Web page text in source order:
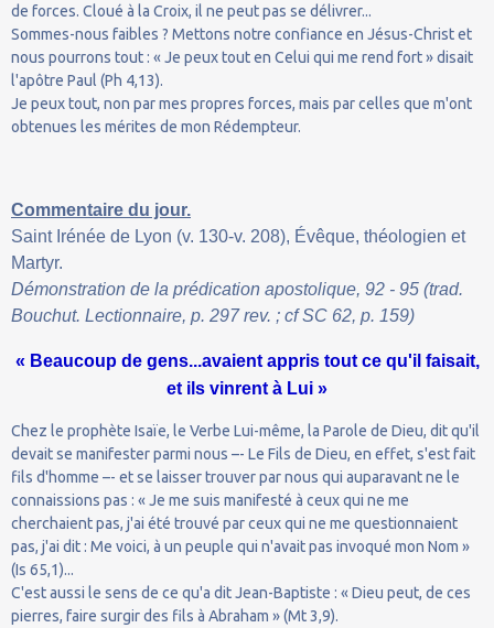
de forces. Cloué à la Croix, il ne peut pas se délivrer...
Sommes-nous faibles ? Mettons notre confiance en Jésus-Christ et
nous pourrons tout : « Je peux tout en Celui qui me rend fort » disait
l'apôtre Paul (Ph 4,13).
Je peux tout, non par mes propres forces, mais par celles que m'ont
obtenues les mérites de mon Rédempteur.
Commentaire du jour.
Saint Irénée de Lyon (v. 130-v. 208), Évêque, théologien et
Martyr.
Démonstration de la prédication apostolique, 92 - 95 (trad.
Bouchut. Lectionnaire, p. 297 rev. ; cf SC 62, p. 159)
« Beaucoup de gens...avaient appris tout ce qu'il faisait,
et ils vinrent à Lui »
Chez le prophète Isaïe, le Verbe Lui-même, la Parole de Dieu, dit qu'il
devait se manifester parmi nous –- Le Fils de Dieu, en effet, s'est fait
fils d'homme –- et se laisser trouver par nous qui auparavant ne le
connaissions pas : « Je me suis manifesté à ceux qui ne me
cherchaient pas, j'ai été trouvé par ceux qui ne me questionnaient
pas, j'ai dit : Me voici, à un peuple qui n'avait pas invoqué mon Nom »
(Is 65,1)...
C'est aussi le sens de ce qu'a dit Jean-Baptiste : « Dieu peut, de ces
pierres, faire surgir des fils à Abraham » (Mt 3,9).